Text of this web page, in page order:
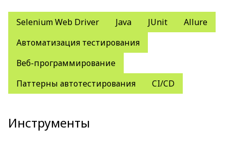
Selenium Web Driver Java JUnit
Allure
Автоматизация тестирования
Веб-программирование
Паттерны автотестирования
CI/CD
Инструменты